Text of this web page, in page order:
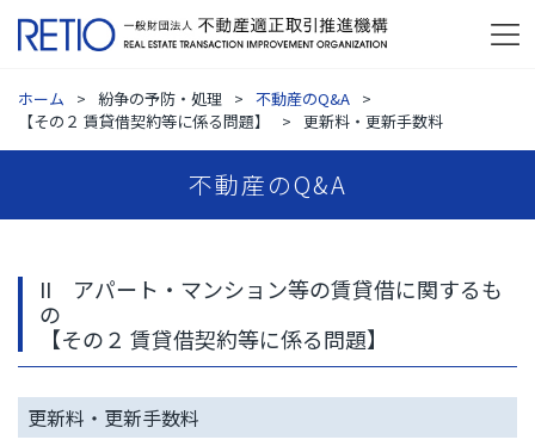
ホーム 紛争の予防・処理
不動産のQ&A
【その２ 賃貸借契約等に係る問題】
更新料・更新手数料
不動産のQ&A
II アパート・マンション等の賃貸借に関するも
の
【その２ 賃貸借契約等に係る問題】
更新料・更新手数料